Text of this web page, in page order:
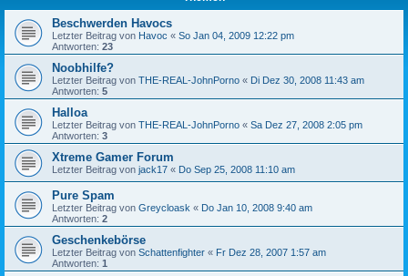
Beschwerden Havocs
Letzter Beitrag von Havoc « So Jan 04, 2009 12:22 pm
Antworten: 23
Noobhilfe?
Letzter Beitrag von THE-REAL-JohnPorno « Di Dez 30, 2008 11:43 am
Antworten: 5
Halloa
Letzter Beitrag von THE-REAL-JohnPorno « Sa Dez 27, 2008 2:05 pm
Antworten: 3
Xtreme Gamer Forum
Letzter Beitrag von jack17 « Do Sep 25, 2008 11:10 am
Pure Spam
Letzter Beitrag von Greycloask « Do Jan 10, 2008 9:40 am
Antworten: 2
Geschenkebörse
Letzter Beitrag von Schattenfighter « Fr Dez 28, 2007 1:57 am
Antworten: 1